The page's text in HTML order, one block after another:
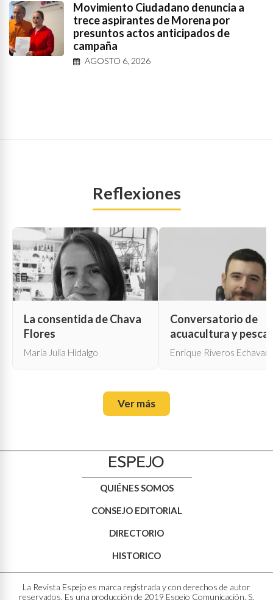
Movimiento Ciudadano denuncia a
trece aspirantes de Morena por
presuntos actos anticipados de
campaña
AGOSTO 6, 2026
Reflexiones
La consentida de Chava
Flores
María Julia Hidalgo
Conversatorio de
acuacultura y pesca
Enrique Riveros
Ver más
QUIÉNES SOMOS
CONSEJO EDITORIAL
DIRECTORIO
HISTORICO
La Revista Espejo es marca registrada y con derechos de autor
reservados. Es una producción de 2019 Espejo Comunicación, S.